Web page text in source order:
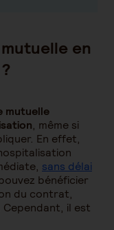
en
mutuelle
, même si
En effet,
sans délai
bénéficier
du contrat,
Cependant, il est